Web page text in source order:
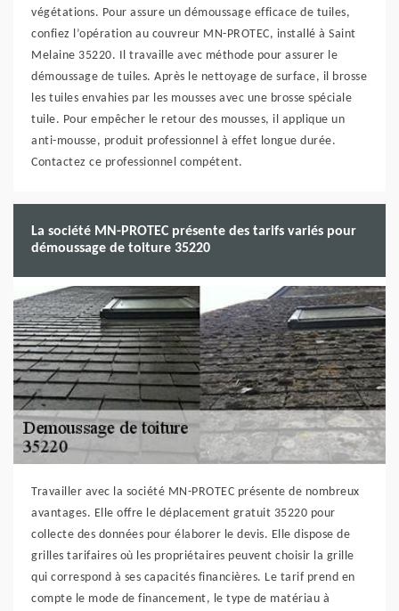
végétations. Pour assure un démoussage efficace de tuiles,
confiez l’opération au couvreur MN-PROTEC, installé à Saint
Melaine 35220. Il travaille avec méthode pour assurer le
démoussage de tuiles. Après le nettoyage de surface, il brosse
les tuiles envahies par les mousses avec une brosse spéciale
tuile. Pour empêcher le retour des mousses, il applique un
anti-mousse, produit professionnel à effet longue durée.
Contactez ce professionnel compétent.
La société MN-PROTEC présente des tarifs variés pour
démoussage de toiture 35220
Travailler avec la société MN-PROTEC présente de nombreux
avantages. Elle offre le déplacement gratuit 35220 pour
collecte des données pour élaborer le devis. Elle dispose de
grilles tarifaires où les propriétaires peuvent choisir la grille
qui correspond à ses capacités financières. Le tarif prend en
compte le mode de financement, le type de matériau à